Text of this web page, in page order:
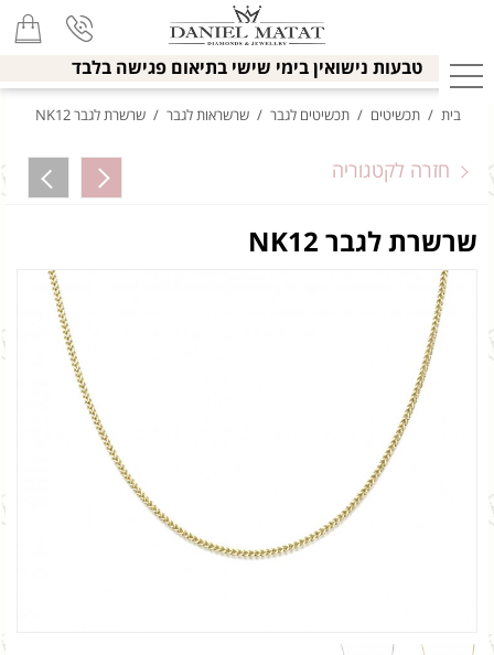
טבעות נישואין בימי שישי בתיאום פגישה בלבד
בית / תכשיטים / תכשיטים לגבר / שרשראות לגבר / שרשרת לגבר NK12
חזרה לקטגוריה
שרשרת לגבר NK12